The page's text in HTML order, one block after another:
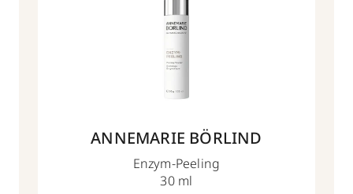
ANNEMARIE BÖRLIND
Enzym-Peeling
30 ml